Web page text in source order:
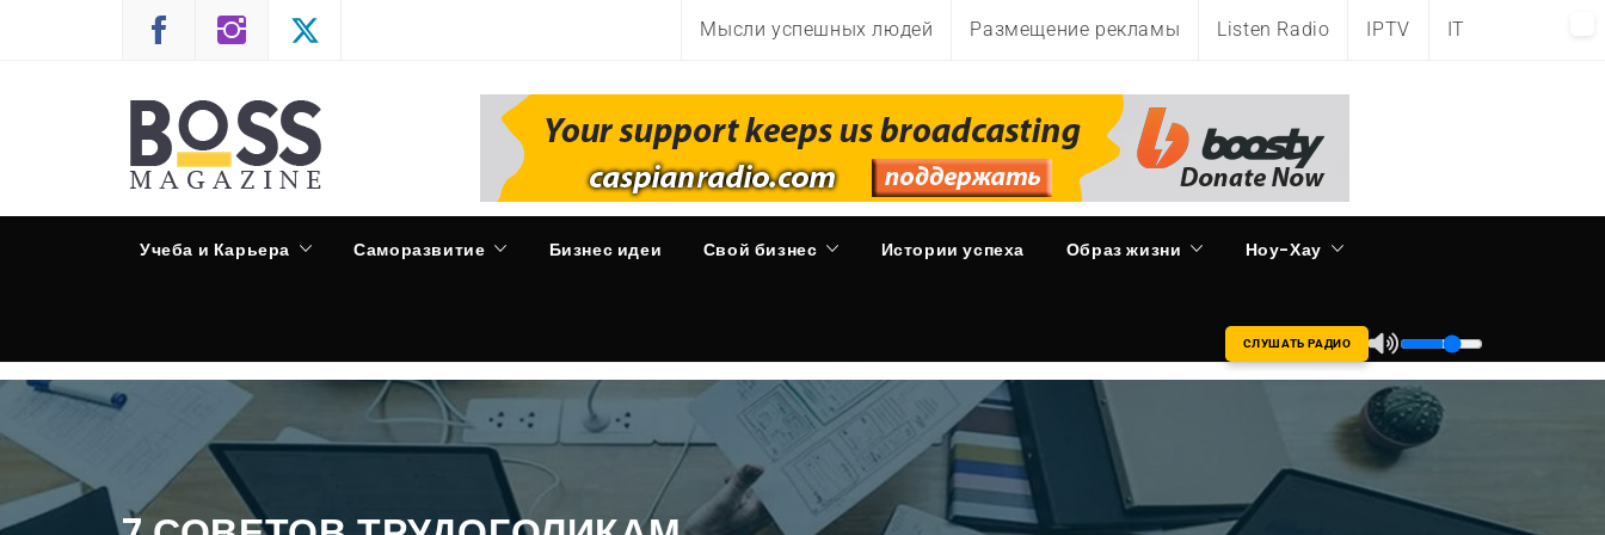
Мысли успешных людей Размещение рекламы Listen Radio IPTV IT
CASPIAN RADIO
Учеба и Карьера Саморазвитие Бизнес идеи Свой бизнес Истории успеха Образ жизни Ноу-Хау
СЛУШАТЬ РАДИО